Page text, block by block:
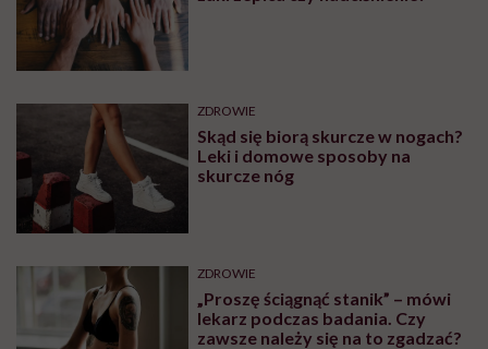
ZDROWIE
Skąd się biorą skurcze w nogach?
Leki i domowe sposoby na
skurcze nóg
ZDROWIE
„Proszę ściągnąć stanik” – mówi
lekarz podczas badania. Czy
zawsze należy się na to zgadzać?